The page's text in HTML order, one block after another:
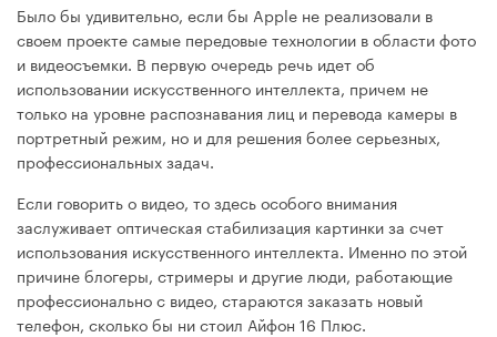
Было бы удивительно, если бы Apple не реализовали в
своем проекте самые передовые технологии в области фото
и видеосъемки. В первую очередь речь идет об
использовании искусственного интеллекта, причем не
только на уровне распознавания лиц и перевода камеры в
портретный режим, но и для решения более серьезных,
профессиональных задач.
Если говорить о видео, то здесь особого внимания
заслуживает оптическая стабилизация картинки за счет
использования искусственного интеллекта. Именно по этой
причине блогеры, стримеры и другие люди, работающие
профессионально с видео, стараются заказать новый
телефон, сколько бы ни стоил Айфон 16 Плюс.